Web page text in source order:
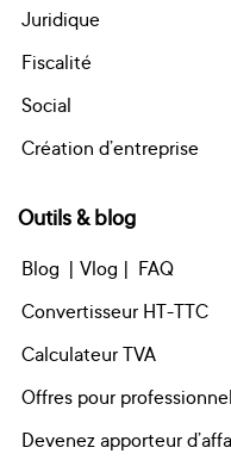
Juridique
Fiscalité
Social
Création d’entreprise
Outils & blog
Blog | Vlog | FAQ
Convertisseur HT-TTC
Calculateur TVA
Offres pour
Devenez apporteur